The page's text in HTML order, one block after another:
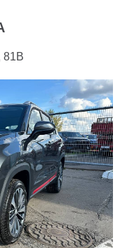
81В